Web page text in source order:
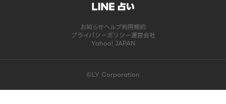
お知らせヘルプ利用規約
プライバシーポリシー運営会社
Yahoo! JAPAN
©LY Corporation
このコンテンツは掲載が終了しました | LINE占い